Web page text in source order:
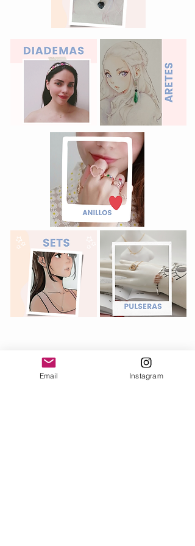
¿Qué deseas atraer?
Email Instagram